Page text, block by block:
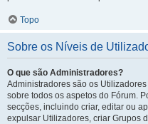
Topo
Sobre os Níveis de
O que são Administradores?
Administradores são os
sobre todos os aspetos do Fórum.
secções, incluindo criar, editar ou
expulsar Utilizadores, criar Grupos